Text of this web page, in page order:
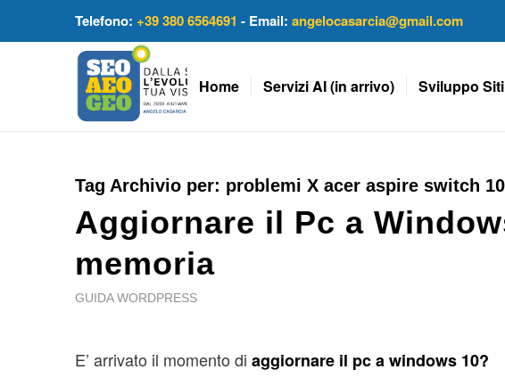
Telefono: +39 380 6564691 - Email: angelocasarcia@gmail.com
Home Servizi AI (in arrivo) Sviluppo
Tag Archivio per: problemi X acer aspire switch
Aggiornare il Pc a
memoria
GUIDA WORDPRESS
E’ arrivato il momento di aggiornare il pc a windows 10?